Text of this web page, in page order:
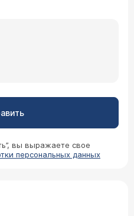
вы выражаете свое
персональных данных